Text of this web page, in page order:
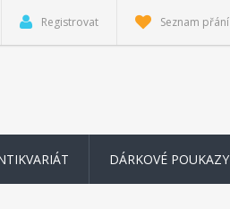
Registrovat Seznam přání
DÁRKOVÉ POUKAZY